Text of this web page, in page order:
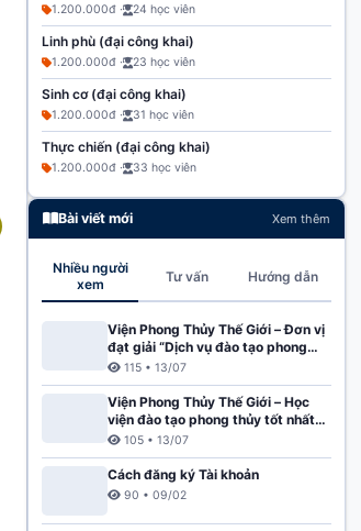
1.200.000đ · 24 học viên
Linh phù (đại công khai)
1.200.000đ · 23 học viên
Sinh cơ (đại công khai)
1.200.000đ · 31 học viên
Thực chiến (đại công khai)
1.200.000đ · 33 học viên
Bài viết mới Xem thêm
Nhiều người
xem
Tư vấn Hướng dẫn
Viện Phong Thủy Thế Giới – Đơn vị
đạt giải “Dịch vụ đào tạo phong
thủy chất lượng số 1 Việt Nam
2025”
115 • 13/07
Viện Phong Thủy Thế Giới – Học
viện đào tạo phong thủy tốt nhất
Việt Nam 2025
105 • 13/07
Cách đăng ký Tài khoản
90 • 09/02